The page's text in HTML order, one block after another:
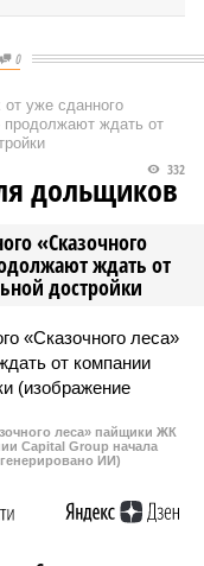
0
от уже сданного
ждать от
«Сказочного
ждать от
достройки
332
дольщиков
леса» пайщики ЖК
Capital Group начала
ИИ)